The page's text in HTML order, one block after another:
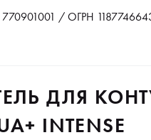
/ ОГРН
ДЛЯ
INTENSE